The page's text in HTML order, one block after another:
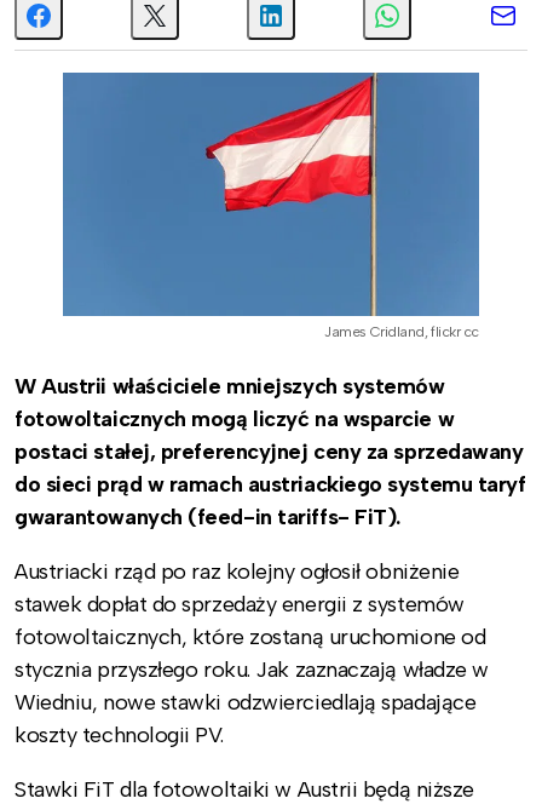
James Cridland, flickr cc
W Austrii właściciele mniejszych systemów
fotowoltaicznych mogą liczyć na wsparcie w
postaci stałej, preferencyjnej ceny za sprzedawany
do sieci prąd w ramach austriackiego systemu taryf
gwarantowanych (feed-in tariffs- FiT).
Austriacki rząd po raz kolejny ogłosił obniżenie
stawek dopłat do sprzedaży energii z systemów
fotowoltaicznych, które zostaną uruchomione od
stycznia przyszłego roku. Jak zaznaczają władze w
Wiedniu, nowe stawki odzwierciedlają spadające
koszty technologii PV.
Stawki FiT dla fotowoltaiki w Austrii będą niższe